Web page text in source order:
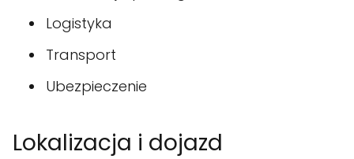
Logistyka
Transport
Ubezpieczenie
Lokalizacja i dojazd